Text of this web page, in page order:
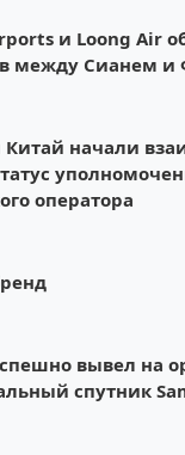
и Loong Air
между Сианем и
Китай начали
оператора
вывел на
спутник